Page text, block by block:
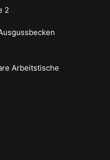
2
Arbeitstische